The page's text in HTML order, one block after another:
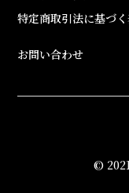
特定商取引法に基づ
お問い合わせ
©